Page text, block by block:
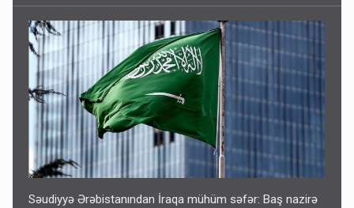
Səudiyyə Ərəbistanından İraqa mühüm səfər: Baş nazirə